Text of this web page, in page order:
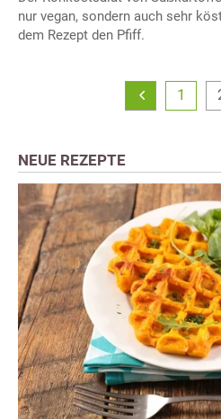
nur vegan, sondern auch sehr
dem Rezept den Pfiff.
1
NEUE REZEPTE